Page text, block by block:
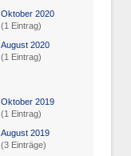
Oktober 2020
(1 Eintrag)
August 2020
(1 Eintrag)
Oktober 2019
(1 Eintrag)
August 2019
(3 Einträge)